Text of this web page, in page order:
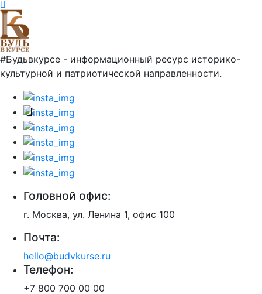
#Будьвкурсе - информационный ресурс историко-
культурной и патриотической направленности.
Головной офис:
г. Москва, ул. Ленина 1, офис 100
Почта:
hello@budvkurse.ru
Телефон:
+7 800 700 00 00